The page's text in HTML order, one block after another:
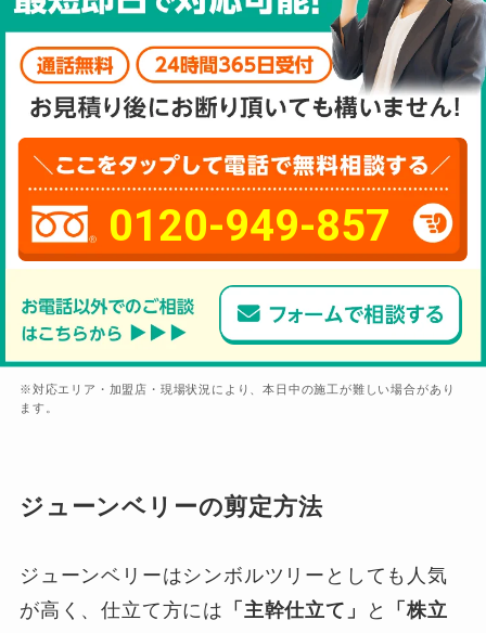
0120-949-857
※対応エリア・加盟店・現場状況により、本日中の施工が難しい場合があり
ます。
ジューンベリーの剪定方法
ジューンベリーはシンボルツリーとしても人気
が高く、仕立て方には 「主幹仕立て」 と
「株立